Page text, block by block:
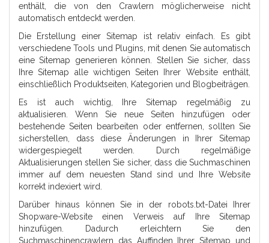
enthält, die von den Crawlern möglicherweise nicht
automatisch entdeckt werden.
Die Erstellung einer Sitemap ist relativ einfach. Es gibt
verschiedene Tools und Plugins, mit denen Sie automatisch
eine Sitemap generieren können. Stellen Sie sicher, dass
Ihre Sitemap alle wichtigen Seiten Ihrer Website enthält,
einschließlich Produktseiten, Kategorien und Blogbeiträgen.
Es ist auch wichtig, Ihre Sitemap regelmäßig zu
aktualisieren. Wenn Sie neue Seiten hinzufügen oder
bestehende Seiten bearbeiten oder entfernen, sollten Sie
sicherstellen, dass diese Änderungen in Ihrer Sitemap
widergespiegelt werden. Durch regelmäßige
Aktualisierungen stellen Sie sicher, dass die Suchmaschinen
immer auf dem neuesten Stand sind und Ihre Website
korrekt indexiert wird.
Darüber hinaus können Sie in der robots.txt-Datei Ihrer
Shopware-Website einen Verweis auf Ihre Sitemap
hinzufügen. Dadurch erleichtern Sie den
Suchmaschinencrawlern das Auffinden Ihrer Sitemap und